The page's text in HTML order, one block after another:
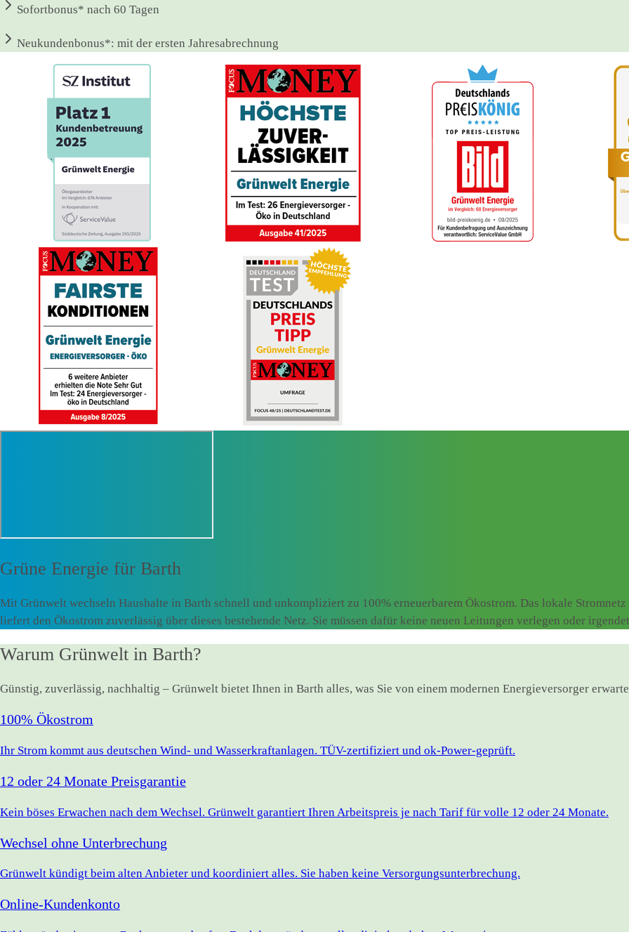
Sofortbonus* nach 60 Tagen
Neukundenbonus*: mit der ersten Jahresabrechnung
Grüne Energie für Barth
Mit Grünwelt wechseln Haushalte in Barth schnell und unkompliziert zu 100% erneuerbarem Ökostrom. Das lokale
liefert den Ökostrom zuverlässig über dieses bestehende Netz. Sie müssen dafür keine neuen Leitungen verlegen oder
Warum Grünwelt in Barth?
Günstig, zuverlässig, nachhaltig – Grünwelt bietet Ihnen in Barth alles, was Sie von einem modernen Energieversorger
100% Ökostrom
Ihr Strom kommt aus deutschen Wind- und Wasserkraftanlagen. TÜV-zertifiziert und ok-Power-geprüft.
12 oder 24 Monate Preisgarantie
Kein böses Erwachen nach dem Wechsel. Grünwelt garantiert Ihren Arbeitspreis je nach Tarif für volle 12 oder 24 Monate.
Wechsel ohne Unterbrechung
Grünwelt kündigt beim alten Anbieter und koordiniert alles. Sie haben keine Versorgungsunterbrechung.
Online-Kundenkonto